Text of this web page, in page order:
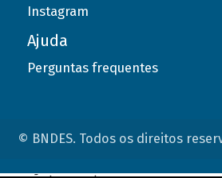
Instagram
Ajuda
Perguntas frequentes
© BNDES. Todos os direitos